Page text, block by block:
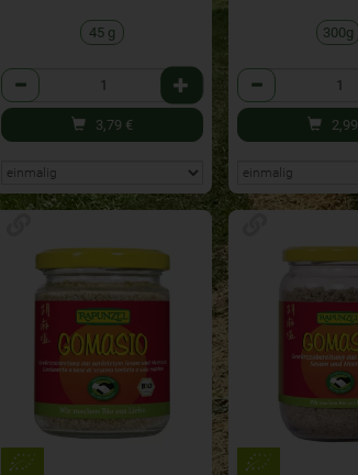
45 g
Anzahl
3,79 €
300g
Anzahl
2,99